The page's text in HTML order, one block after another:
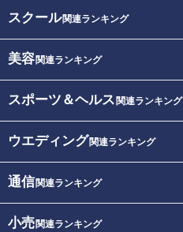
スクール関連ランキング
美容関連ランキング
スポーツ＆ヘルス 関連ランキング
ウエディング関連ランキング
通信関連ランキング
小売関連ランキング